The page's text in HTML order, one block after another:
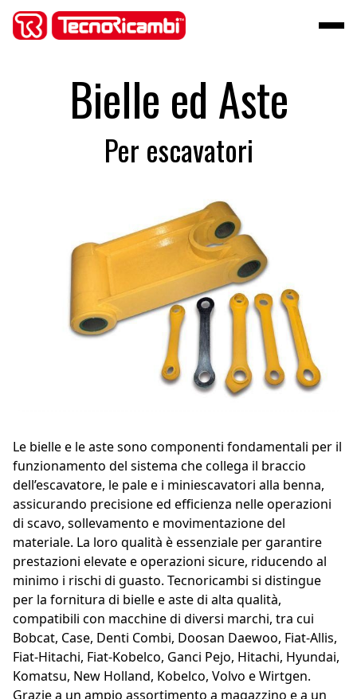
Bielle ed Aste
Per escavatori
Le bielle e le aste sono componenti fondamentali per il
funzionamento del sistema che collega il braccio
dell’escavatore, le pale e i miniescavatori alla benna,
assicurando precisione ed efficienza nelle operazioni
di scavo, sollevamento e movimentazione del
materiale. La loro qualità è essenziale per garantire
prestazioni elevate e operazioni sicure, riducendo al
minimo i rischi di guasto. Tecnoricambi si distingue
per la fornitura di bielle e aste di alta qualità,
compatibili con macchine di diversi marchi, tra cui
Bobcat, Case, Denti Combi, Doosan Daewoo, Fiat-Allis,
Fiat-Hitachi, Fiat-Kobelco, Ganci Pejo, Hitachi, Hyundai,
Komatsu, New Holland, Kobelco, Volvo e Wirtgen.
Grazie a un ampio assortimento a magazzino e a un